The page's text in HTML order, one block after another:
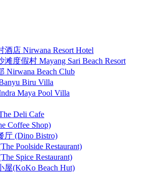
酒店 Nirwana Resort Hotel
度假村 Mayang Sari Beach Resort
Nirwana Beach Club
Biru Villa
Maya Pool Villa
Deli Cafe
Coffee Shop)
厅 (Dino Bistro)
Poolside Restaurant)
Spice Restaurant)
屋(KoKo Beach Hut)